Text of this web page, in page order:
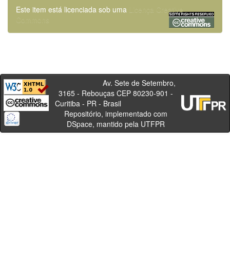
Este item está licenciada sob uma
Licença Creative
Commons
Av. Sete de Setembro,
3165 - Rebouças CEP 80230-901 -
Curitiba - PR - Brasil
Repositório, implementado com
DSpace, mantido pela UTFPR